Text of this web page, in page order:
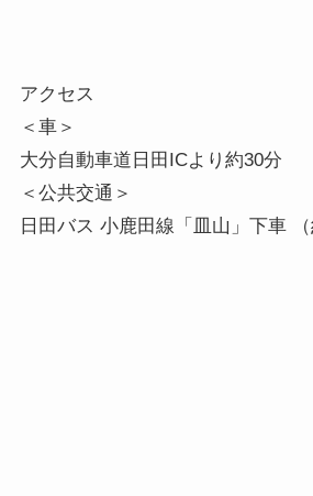
アクセス
＜車＞
大分自動車道日田ICより約30分
＜公共交通＞
日田バス 小鹿田線「皿山」下車 （